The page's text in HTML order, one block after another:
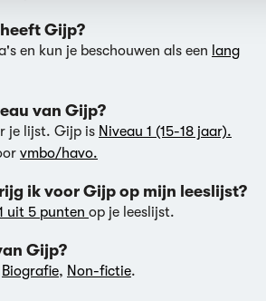
Gijp?
en kun je beschouwen als een lang
van Gijp?
je lijst. Gijp is Niveau 1 (15-18 jaar).
vmbo/havo.
ik voor Gijp op mijn leeslijst?
uit 5 punten op je leeslijst.
Gijp?
Biografie, Non-fictie.